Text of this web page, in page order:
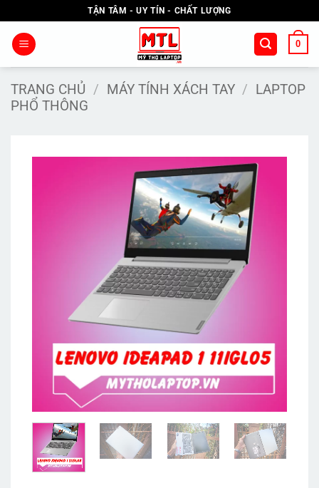
qua
nội
TẬN TÂM - UY TÍN - CHẤT LƯỢNG
0
TRANG CHỦ / MÁY TÍNH XÁCH TAY / LAPTOP
PHỔ THÔNG